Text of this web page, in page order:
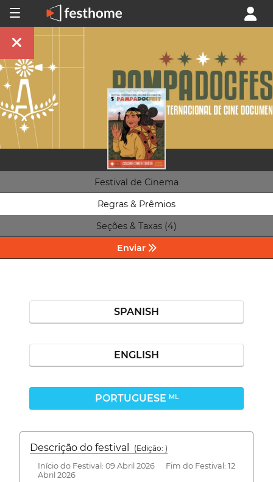
Festival de Cinema
Regras & Prêmios
Seções & Taxas (4)
Enviar
SPANISH
ENGLISH
PORTUGUESE ML
Descrição do festival
(Edição: )
Início do Festival: 09 Abril 2026 Fim do Festival: 12
Abril 2026